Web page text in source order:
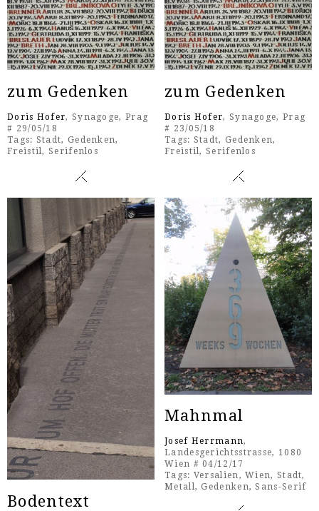
zum Gedenken
Doris Hofer, Synagoge, Prag
# 29/05/18
Tags: Stadt, Gedenken,
Freistil,Serifenlos
zum Gedenken
Doris Hofer, Synagoge, Prag
# 23/05/18
Tags: Stadt, Gedenken,
Freistil,Serifenlos
Bodentext
Mahnmal
Josef Herrmann,
Landesgerichtsstrasse, 1080
Wien # 04/12/17
Tags: Versalien,Wien, Stadt,
Metall,Gedenken,Sans-Serif